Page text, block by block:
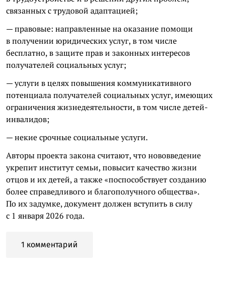
связанных с трудовой адаптацией;
— правовые: направленные на оказание помощи
в получении юридических услуг, в том числе
бесплатно, в защите прав и законных интересов
получателей социальных услуг;
— услуги в целях повышения коммуникативного
потенциала получателей социальных услуг, имеющих
ограничения жизнедеятельности, в том числе детей-
инвалидов;
— некие срочные социальные услуги.
Авторы проекта закона считают, что нововведение
укрепит институт семьи, повысит качество жизни
отцов и их детей, а также «поспособствует созданию
более справедливого и благополучного общества».
По их задумке, документ должен вступить в силу
с 1 января 2026 года.
1 комментарий